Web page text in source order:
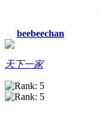
beebeechan
天下一家